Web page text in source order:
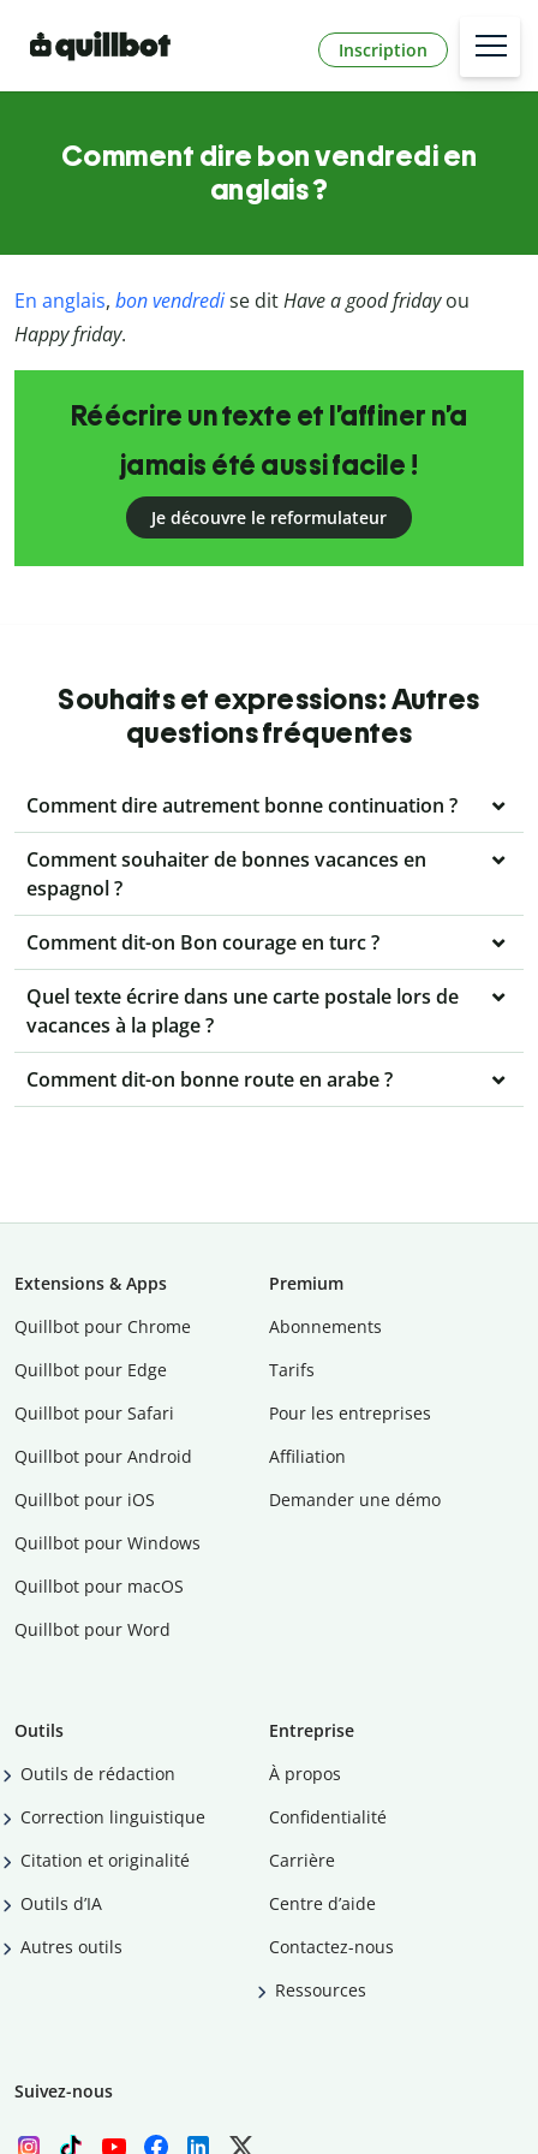
Inscription
Comment dire bon vendredi en
anglais ?
En anglais, bon vendredise ditHave a good fridayou
Happy friday.
Réécrire un texte et l’affiner n’a
jamais été aussi facile !
Je découvre le reformulateur
Souhaits et expressions: Autres
questions fréquentes
Comment dire autrement bonne continuation ?
Comment souhaiter de bonnes vacances en
espagnol ?
Comment dit-on Bon courage en turc ?
Quel texte écrire dans une carte postale lors de
vacances à la plage ?
Comment dit-on bonne route en arabe ?
Extensions & Apps
Quillbot pour Chrome
Quillbot pour Edge
Quillbot pour Safari
Quillbot pour Android
Quillbot pour iOS
Quillbot pour Windows
Quillbot pour macOS
Quillbot pour Word
Premium
Abonnements
Tarifs
Pour les entreprises
Affiliation
Demander une démo
Outils
Outils de rédaction
Correction linguistique
Citation et originalité
Outils d’IA
Autres outils
Entreprise
À propos
Confidentialité
Carrière
Centre d’aide
Contactez-nous
Ressources
Suivez-nous